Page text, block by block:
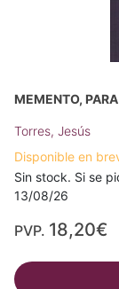
MEMENTO,
Torres, Jesús
Disponible en
Sin stock. Si se
13/08/26
PVP. 18,20€